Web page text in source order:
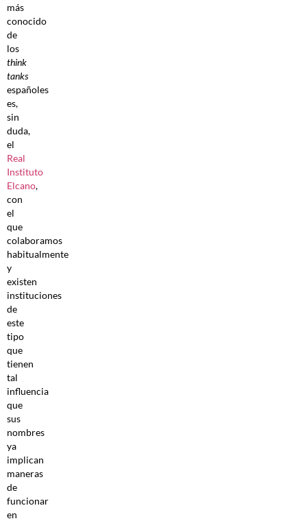
más
conocido
de
los
think
tanks
españoles
es,
sin
duda,
el
Real
Instituto
Elcano,
con
el
que
colaboramos
habitualmente
y
existen
instituciones
de
este
tipo
que
tienen
tal
influencia
que
sus
nombres
ya
implican
maneras
de
funcionar
en